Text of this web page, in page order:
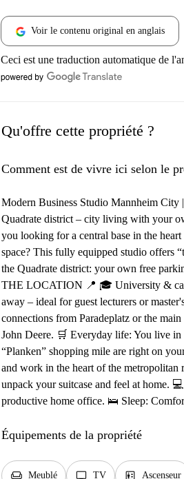
Voir le contenu original en anglais
Ceci est une traduction automatique de
Qu'offre cette propriété ?
Comment est de vivre ici selon le
Modern Business Studio Mannheim
Quadrate district – city living with your
you looking for a central base in the
space? This fully equipped studio offers
the Quadrate district: your own free
THE LOCATION 📍 🎓 University &
away – ideal for guest lecturers or
connections from Paradeplatz or the
John Deere. 🛒 Everyday life: You live in
“Planken” shopping mile are right on
and work in the heart of the
unpack your suitcase and feel at home.
productive home office. 🛌 Sleep:
Équipements de la propriété
chair Meublé tv TV elevator Ascenseur